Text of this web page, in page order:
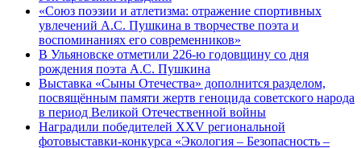
«Союз поэзии и атлетизма: отражение спортивных
увлечений А.С. Пушкина в творчестве поэта и
воспоминаниях его современников»
В Ульяновске отметили 226-ю годовщину со дня
рождения поэта А.С. Пушкина
Выставка «Сыны Отечества» дополнится разделом,
посвящённым памяти жертв геноцида советского народа
в период Великой Отечественной войны
Наградили победителей XXV региональной
фотовыставки-конкурса «Экология – Безопасность –